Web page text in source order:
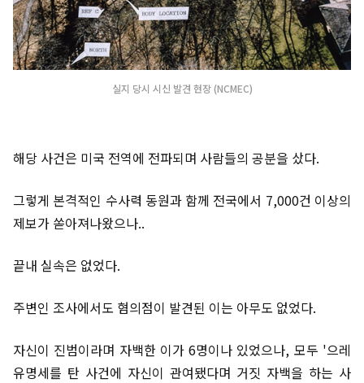
실지 당시 시신 발견 현장 (NCMEC)
해당 사건은 미국 전역에 전파되며 사람들의 공분을 샀다.
그렇게 본격적인 수사력 동원과 함께 전국에서 7,000건 이상의
제보가 쏟아져나왔으나..
끝내 실속은 없었다.
주변인 조사에서도 혐의점이 발견된 이는 아무도 없었다.
자신이 진범이라며 자백한 이가 6명이나 있었으나, 모두 '으레
유명세를 탄 사건에 자신이 관여됐다며 거짓 자백을 하는 사